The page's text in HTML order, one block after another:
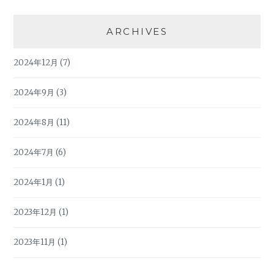
ARCHIVES
2024年12月 (7)
2024年9月 (3)
2024年8月 (11)
2024年7月 (6)
2024年1月 (1)
2023年12月 (1)
2023年11月 (1)